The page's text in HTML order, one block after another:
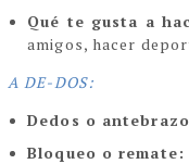
Qué te gusta a
amigos, hacer
A DE-DOS:
Dedos o
Bloqueo o remate: